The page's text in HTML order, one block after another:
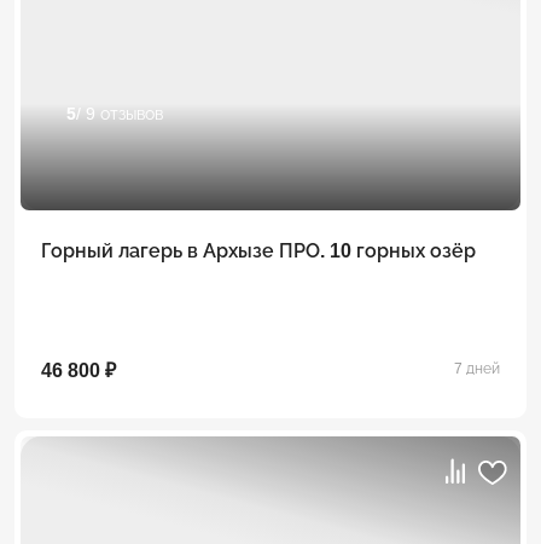
5/ 9 отзывов
Горный лагерь в Архызе ПРО. 10 горных озёр
46 800 ₽ 7 дней